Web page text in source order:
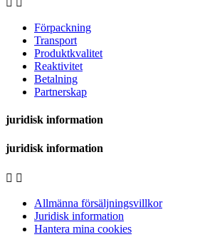
 
Förpackning
Transport
Produktkvalitet
Reaktivitet
Betalning
Partnerskap
juridisk information
juridisk information
 
Allmänna försäljningsvillkor
Juridisk information
Hantera mina cookies